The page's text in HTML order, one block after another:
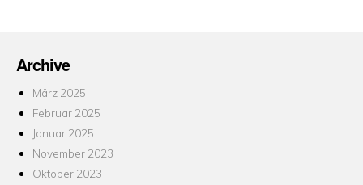
Archive
März 2025
Februar 2025
Januar 2025
November 2023
Oktober 2023